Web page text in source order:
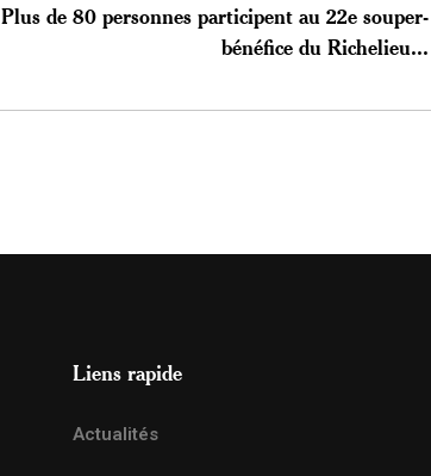
Plus de 80 personnes participent au 22e souper-
bénéfice du Richelieu...
Liens rapide
Actualités